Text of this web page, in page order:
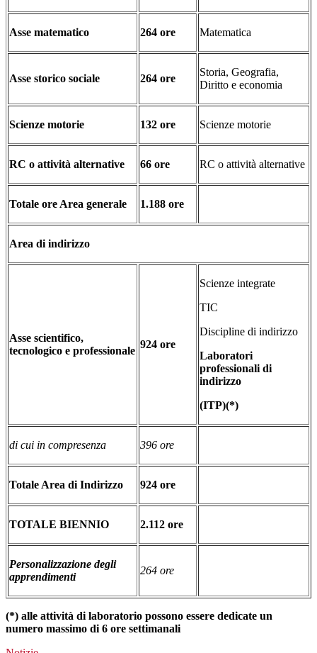
Asse matematico 264 ore Matematica
Asse storico sociale 264 ore
Storia, Geografia,
Diritto e economia
Scienze motorie 132 ore Scienze motorie
RC o attività alternative 66 ore RC o attività alternative
Totale ore Area generale 1.188 ore
Area di indirizzo
Asse scientifico,
tecnologico e professionale
924 ore
Scienze integrate
TIC
Discipline di indirizzo
Laboratori
professionali di
indirizzo
(ITP)(*)
di cui in compresenza 396 ore
Totale Area di Indirizzo 924 ore
TOTALE BIENNIO 2.112 ore
Personalizzazione degli
apprendimenti
264 ore
(*) alle attività di laboratorio possono essere dedicate un
numero massimo di 6 ore settimanali